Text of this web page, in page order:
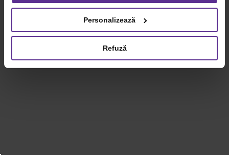
privind utilizarea modulelor cookie.Detalii
Personalizează
Refuză